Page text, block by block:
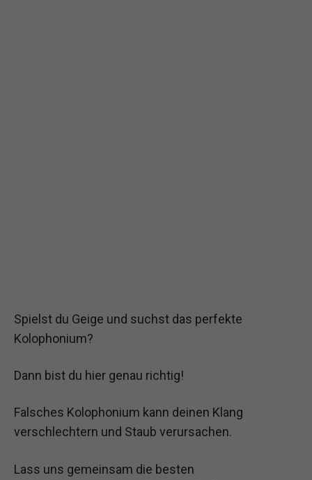
Spielst du Geige und suchst das perfekte
Kolophonium?
Dann bist du hier genau richtig!
Falsches Kolophonium kann deinen Klang
verschlechtern und Staub verursachen.
Lass uns gemeinsam die besten